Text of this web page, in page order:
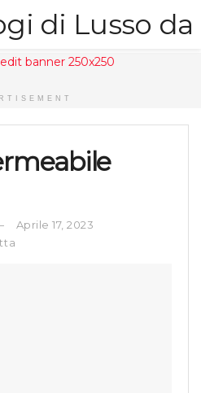
Aprile 17, 2023